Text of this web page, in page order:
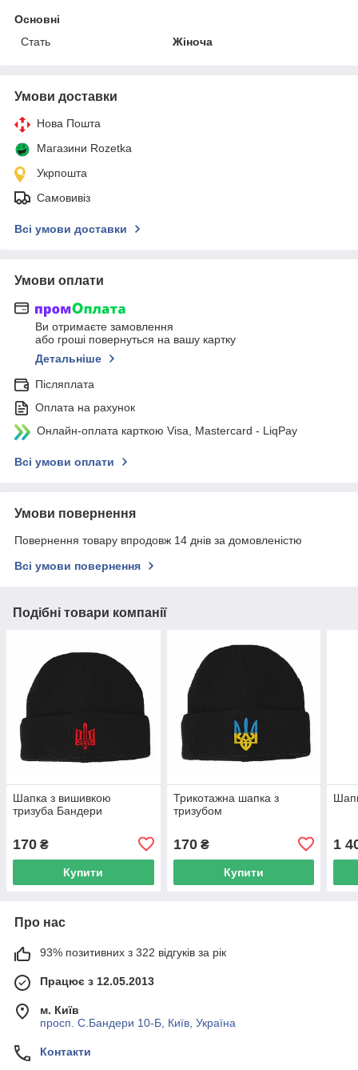
Основні
Стать
Жіноча
Умови доставки
Нова Пошта
Магазини Rozetka
Укрпошта
Самовивіз
Всі умови доставки
Умови оплати
Ви отримаєте замовлення
або гроші повернуться на вашу картку
Детальніше
Післяплата
Оплата на рахунок
Онлайн-оплата карткою Visa, Mastercard - LiqPay
Всі умови оплати
Умови повернення
Повернення товару впродовж 14 днів за домовленістю
Всі умови повернення
Подібні товари компанії
Шапка з вишивкою
тризуба Бандери
170 ₴
Купити
Трикотажна шапка з
тризубом
170₴
Купити
1
Про нас
93% позитивних з 322 відгуків за рік
Працює з 12.05.2013
м. Київ
просп. С.Бандери 10-Б, Київ, Україна
Контакти